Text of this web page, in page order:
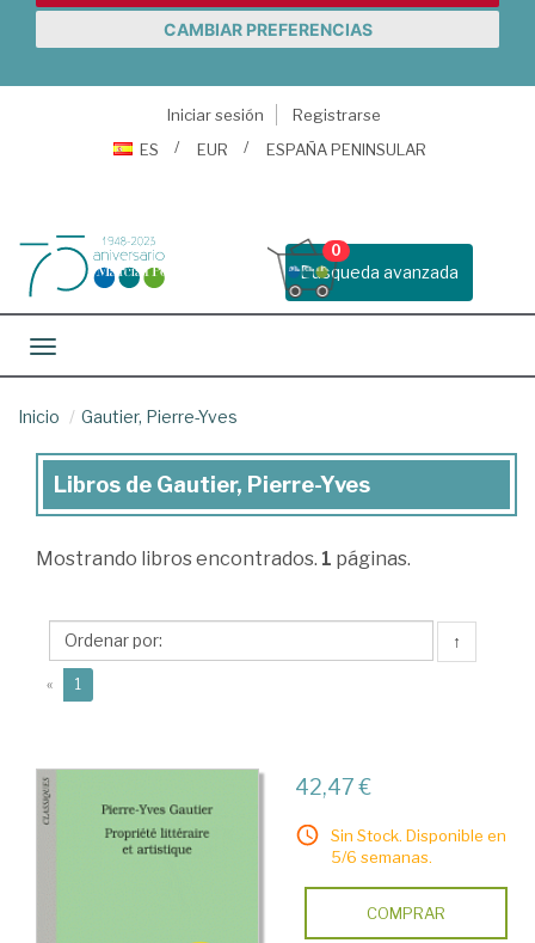
CAMBIAR PREFERENCIAS
Iniciar sesión
Registrarse
ES
EUR ESPAÑA PENINSULAR
Busqueda avanzada
0
Toggle navigation
Inicio Gautier, Pierre-Yves
Libros
Gautier,
Yves
Libros de Gautier, Pierre-Yves
Mostrando libros encontrados. 1 páginas.
↑
« 1
42,47 €
Sin Stock. Disponible en
5/6 semanas.
COMPRAR